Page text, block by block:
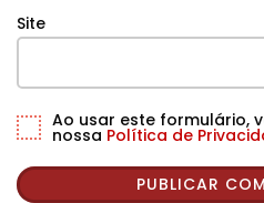
Site
Ao usar este formulário,
nossa Política de